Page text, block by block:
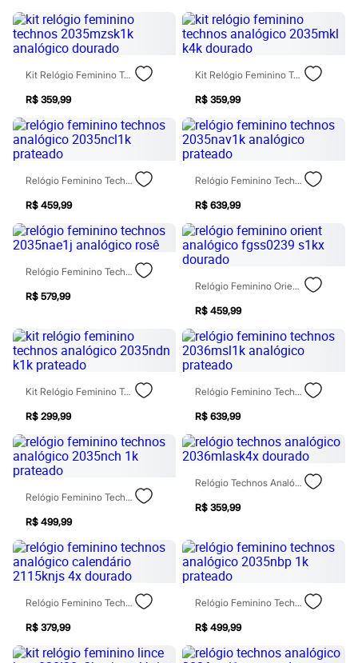
Todos os produtos
Infantil
Em alta
Arrumadinho para os meninos
Romântico para as meninas
Inverno
Novidades
Roupas menina
0 a 24 meses
1 a 5 anos
4 a 12 anos
Roupas menino
0 a 24 meses
1 a 5 anos
4 a 12 anos
10 a 16 anos
Acessórios
Recém-nascido
Bolsas e Mochilas
Chapéus
Botas
Chinelos
Pantufas
Rasteirinhas
Sandálias
Tênis
Diversão
Marcas
Baby Club
Fifteen
Miss Fifteen
Moda íntima
Calcinhas
Cuecas
Meias
Pijamas
Moda praia
Biquínis e Maiôs
Blusas de proteção
Sungas
Personagens
Bluey
Disney
Kit Relógio Feminino Technos 2035mzsk1k Analógico Dourado
R$ 359,99
Kit Relógio Feminino Technos Analógico 2035mkl K4k Dourado
R$ 359,99
Relógio Feminino Technos Analógico 2035ncl1k Prateado
R$ 459,99
Relógio Feminino Technos 2035nav1k Analógico Prateado
R$ 639,99
Relógio Feminino Technos 2035nae1j Analógico Rosê
R$ 579,99
Relógio Feminino Orient Analógico Fgss0239 S1kx Dourado
R$ 459,99
Kit Relógio Feminino Technos Analógico 2035ndn K1k Prateado
R$ 299,99
Relógio Feminino Technos 2036msl1k Analógico Prateado
R$ 639,99
Relógio Feminino Technos Analógico 2035nch 1k Prateado
R$ 499,99
Relógio Technos Analógico 2036mlask4x Dourado
R$ 359,99
Relógio Feminino Technos Analógico Calendário 2115knjs 4x Dourado
R$ 379,99
Relógio Feminino Technos Analógico 2035nbp 1k Prateado
R$ 499,99